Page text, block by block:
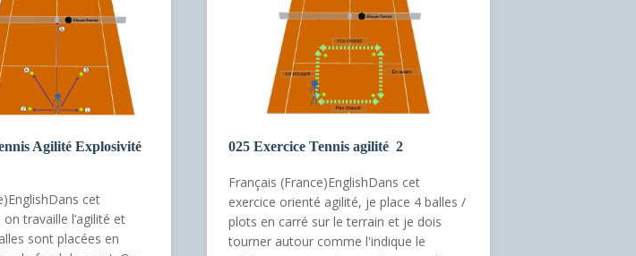
Agilité Explosivité
cet
travaille l’agilité et
sont placées en
025 Exercice Tennis agilité 2
Français (France)EnglishDans cet
exercice orienté agilité, je place 4 balles /
plots en carré sur le terrain et je dois
tourner autour comme l'indique le